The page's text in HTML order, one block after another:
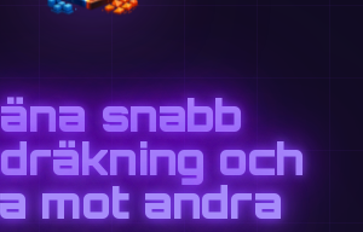
snabb
och
mot andra